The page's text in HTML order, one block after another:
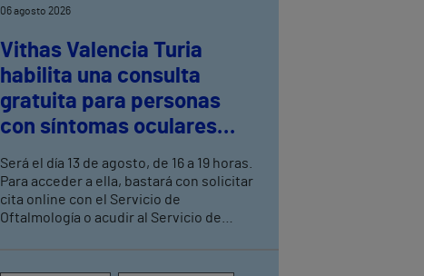
06 agosto 2026
Vithas Valencia Turia
habilita una consulta
gratuita para personas
con síntomas oculares
tras el eclipse solar
Será el día 13 de agosto, de 16 a 19 horas.
Para acceder a ella, bastará con solicitar
cita online con el Servicio de
Oftalmología o acudir al Servicio de